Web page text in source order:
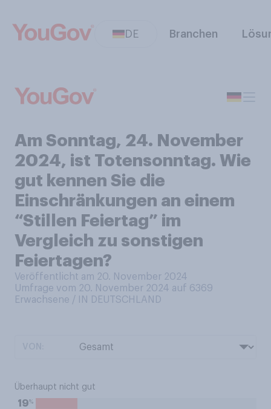
DE Branchen
Am Sonntag, 24. November
2024, ist Totensonntag. Wie
gut kennen Sie die
Einschränkungen an einem
“Stillen Feiertag” im
Vergleich zu sonstigen
Feiertagen?
Veröffentlicht am 20. November 2024
Umfrage vom 20. November 2024 auf 6369
Erwachsene / IN DEUTSCHLAND
Überhaupt nicht gut
19%